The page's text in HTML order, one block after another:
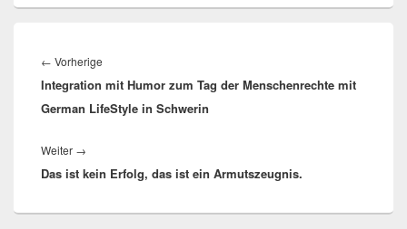
← Vorherige
Beitrag:
Integration mit Humor zum Tag der Menschenrechte mit
German LifeStyle in Schwerin
Weiter →
Beitrag:
Das ist kein Erfolg, das ist ein Armutszeugnis.